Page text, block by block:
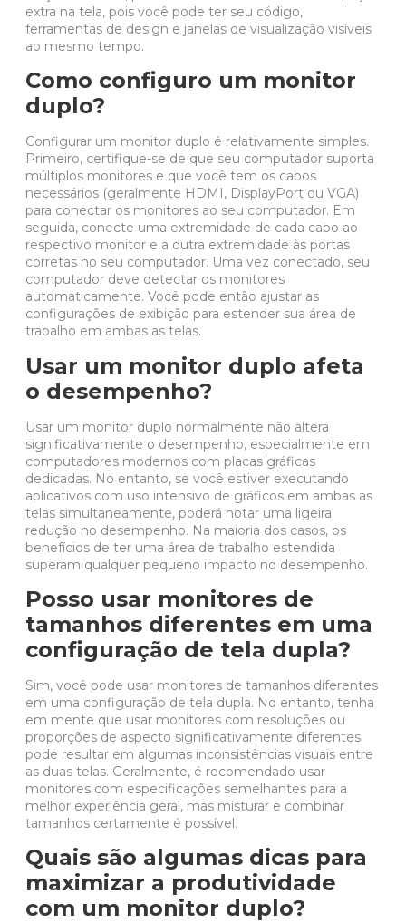
extra na tela, pois você pode ter seu código,
ferramentas de design e janelas de visualização visíveis
ao mesmo tempo.
Como configuro um monitor
duplo?
Configurar um monitor duplo é relativamente simples.
Primeiro, certifique-se de que seu computador suporta
múltiplos monitores e que você tem os cabos
necessários (geralmente HDMI, DisplayPort ou VGA)
para conectar os monitores ao seu computador. Em
seguida, conecte uma extremidade de cada cabo ao
respectivo monitor e a outra extremidade às portas
corretas no seu computador. Uma vez conectado, seu
computador deve detectar os monitores
automaticamente. Você pode então ajustar as
configurações de exibição para estender sua área de
trabalho em ambas as telas.
Usar um monitor duplo afeta
o desempenho?
Usar um monitor duplo normalmente não altera
significativamente o desempenho, especialmente em
computadores modernos com placas gráficas
dedicadas. No entanto, se você estiver executando
aplicativos com uso intensivo de gráficos em ambas as
telas simultaneamente, poderá notar uma ligeira
redução no desempenho. Na maioria dos casos, os
benefícios de ter uma área de trabalho estendida
superam qualquer pequeno impacto no desempenho.
Posso usar monitores de
tamanhos diferentes em uma
configuração de tela dupla?
Sim, você pode usar monitores de tamanhos diferentes
em uma configuração de tela dupla. No entanto, tenha
em mente que usar monitores com resoluções ou
proporções de aspecto significativamente diferentes
pode resultar em algumas inconsistências visuais entre
as duas telas. Geralmente, é recomendado usar
monitores com especificações semelhantes para a
melhor experiência geral, mas misturar e combinar
tamanhos certamente é possível.
Quais são algumas dicas para
maximizar a produtividade
com um monitor duplo?